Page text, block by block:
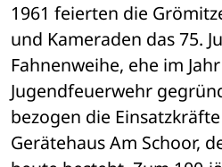
1961 feierten die
und Kameraden das 75.
Fahnenweihe, ehe im
Jugendfeuerwehr
bezogen die
Gerätehaus Am Schoor,